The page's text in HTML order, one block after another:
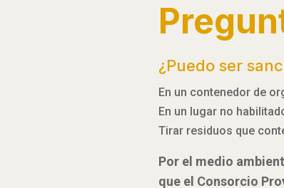
¿Puedo ser
En un contenedor de
En un lugar no
Tirar residuos que
Por el medio
que el Consorcio